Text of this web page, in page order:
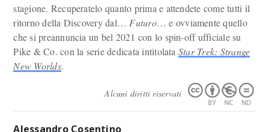
stagione. Recuperatelo quanto prima e attendete come tutti il
ritorno della Discovery dal… Futuro… e ovviamente quello
che si preannuncia un bel 2021 con lo spin-off ufficiale su
Pike & Co. con la serie dedicata intitolata Star Trek: Strange
New Worlds.
Alcuni diritti riservati
Alessandro Cosentino